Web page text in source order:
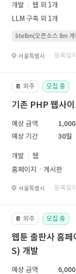
개발
웹 외 1개
LLM 구축 외 1개
litellm(오픈소스 llm 게
서울특별시 · 등록일
📔 외주 모집 중
기존 PHP 웹사
예상 금액
예상 기간
30일
개발
웹
홈페이지ㆍ게시판
서울특별시 · 등록일
📔 외주 모집 중
웹툰 출판사 홈
S) 개발
예상 금액